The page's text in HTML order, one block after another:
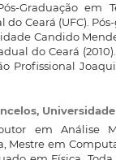
Graduação em
do Ceará (UFC).
Candido
do Ceará
Profissional
em Análise
Mestre em